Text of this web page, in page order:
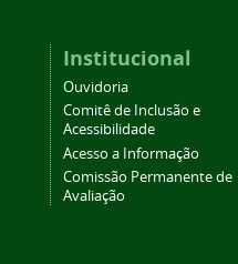
Institucional
Ouvidoria
Comitê de Inclusão e
Acessibilidade
Acesso a Informação
Comissão Permanente de
Avaliação